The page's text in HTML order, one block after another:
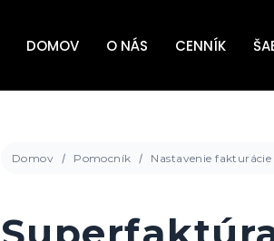
DOMOV O NÁS CENNÍK
Domov Pomocník Nastavenie fakturácie